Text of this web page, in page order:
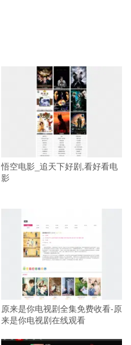
悟空电影_追天下好剧,看好看电
影
原来是你电视剧全集免费收看-原
来是你电视剧在线观看